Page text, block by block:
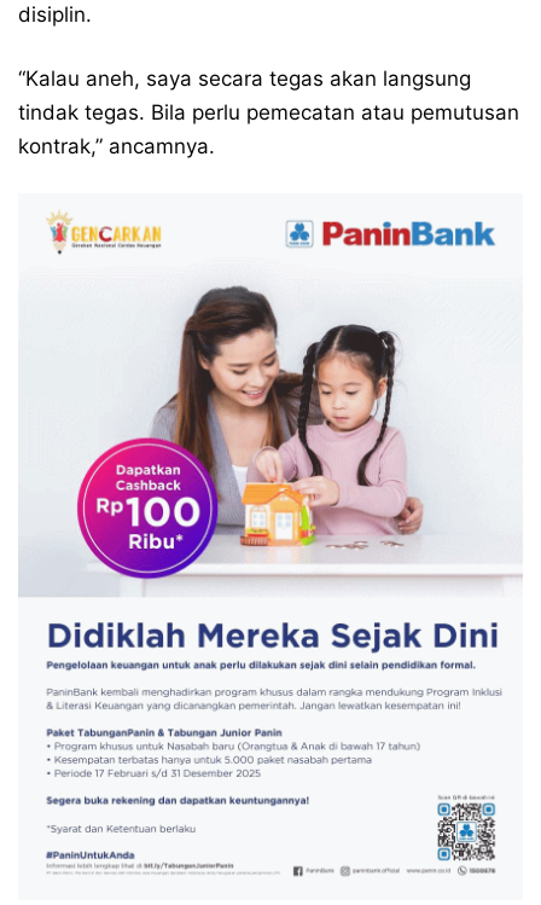
disiplin.
“Kalau aneh, saya secara tegas akan langsung
tindak tegas. Bila perlu pemecatan atau pemutusan
kontrak,” ancamnya.